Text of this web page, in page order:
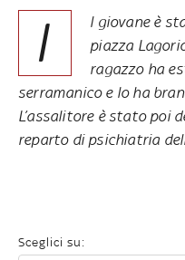
I
l giovane è
piazza
ragazzo ha
serramanico e lo ha
L’assalitore è stato poi
reparto di psichiatria
Sceglici su: